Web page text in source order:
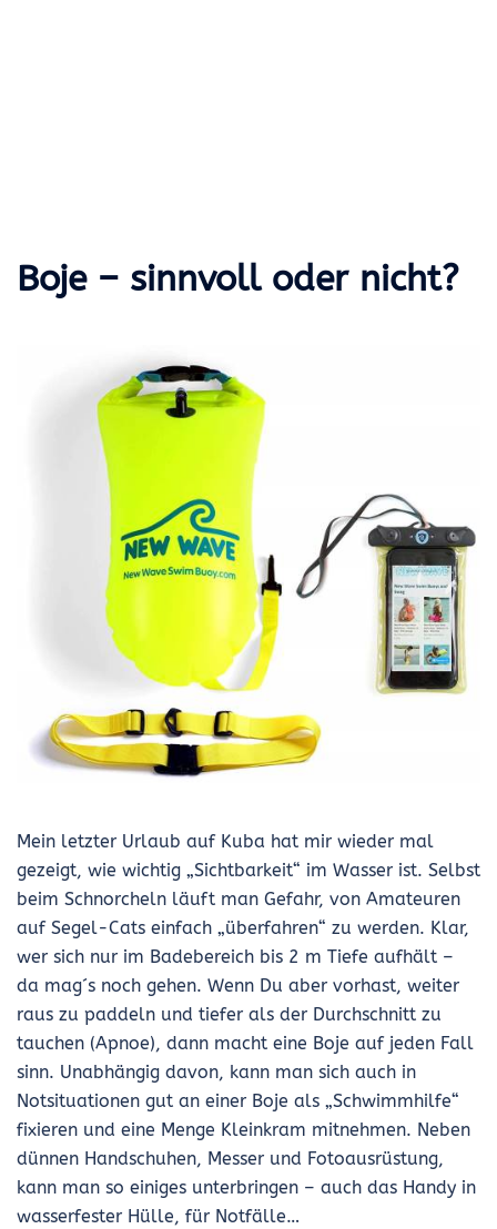
Boje – sinnvoll oder nicht?
Mein letzter Urlaub auf Kuba hat mir wieder mal
gezeigt, wie wichtig „Sichtbarkeit“ im Wasser ist. Selbst
beim Schnorcheln läuft man Gefahr, von Amateuren
auf Segel-Cats einfach „überfahren“ zu werden. Klar,
wer sich nur im Badebereich bis 2 m Tiefe aufhält –
da mag´s noch gehen. Wenn Du aber vorhast, weiter
raus zu paddeln und tiefer als der Durchschnitt zu
tauchen (Apnoe), dann macht eine Boje auf jeden Fall
sinn. Unabhängig davon, kann man sich auch in
Notsituationen gut an einer Boje als „Schwimmhilfe“
fixieren und eine Menge Kleinkram mitnehmen. Neben
dünnen Handschuhen, Messer und Fotoausrüstung,
kann man so einiges unterbringen – auch das Handy in
wasserfester Hülle, für Notfälle…